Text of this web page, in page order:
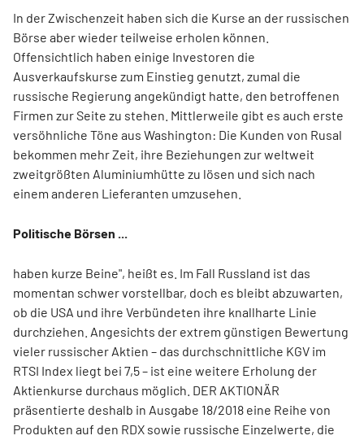
In der Zwischenzeit haben sich die Kurse an der russischen
Börse aber wieder teilweise erholen können.
Offensichtlich haben einige Investoren die
Ausverkaufskurse zum Einstieg genutzt, zumal die
russische Regierung angekündigt hatte, den betroffenen
Firmen zur Seite zu stehen. Mittlerweile gibt es auch erste
versöhnliche Töne aus Washington: Die Kunden von Rusal
bekommen mehr Zeit, ihre Beziehungen zur weltweit
zweitgrößten Aluminiumhütte zu lösen und sich nach
einem anderen Lieferanten umzusehen.
Politische Börsen ...
haben kurze Beine", heißt es. Im Fall Russland ist das
momentan schwer vorstellbar, doch es bleibt abzuwarten,
ob die USA und ihre Verbündeten ihre knallharte Linie
durchziehen. Angesichts der extrem günstigen Bewertung
vieler russischer Aktien – das durchschnittliche KGV im
RTSI Index liegt bei 7,5 – ist eine weitere Erholung der
Aktienkurse durchaus möglich. DER AKTIONÄR
präsentierte deshalb in Ausgabe 18/2018 eine Reihe von
Produkten auf den RDX sowie russische Einzelwerte, die